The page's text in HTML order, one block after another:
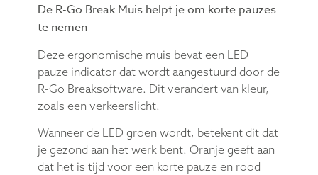
De R-Go Break Muis helpt je om korte pauzes
te nemen
Deze ergonomische muis bevat een LED
pauze indicator dat wordt aangestuurd door de
R-Go Breaksoftware. Dit verandert van kleur,
zoals een verkeerslicht.
Wanneer de LED groen wordt, betekent dit dat
je gezond aan het werk bent. Oranje geeft aan
dat het is tijd voor een korte pauze en rood